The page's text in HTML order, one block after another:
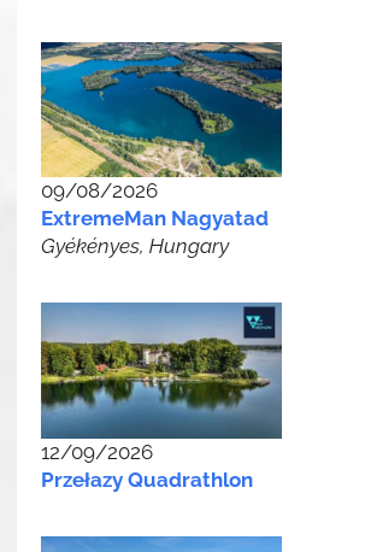
09/08/2026
ExtremeMan Nagyatad
Gyékényes, Hungary
12/09/2026
Przełazy Quadrathlon